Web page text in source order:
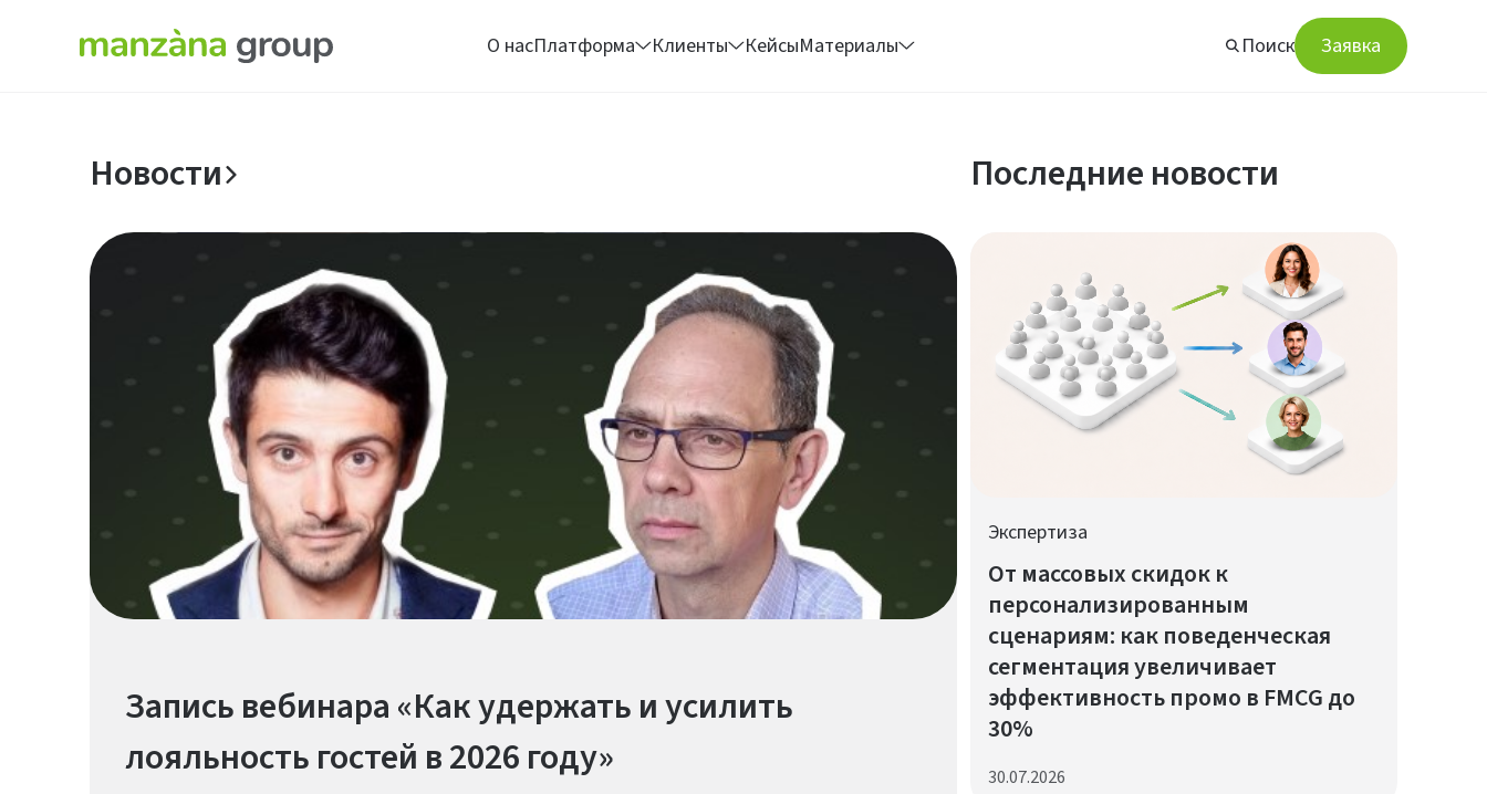
О насПлатформа Клиенты КейсыМатериалы Поиск Заявка
Новости
Запись вебинара «Как удержать и усилить
лояльность гостей в 2026 году»
Последние новости
Экспертиза
От массовых скидок к
персонализированным
сценариям: как поведенческая
сегментация увеличивает
эффективность промо в FMCG до
30%
30.07.2026